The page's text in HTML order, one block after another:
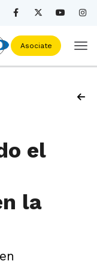
Asociate
el
la